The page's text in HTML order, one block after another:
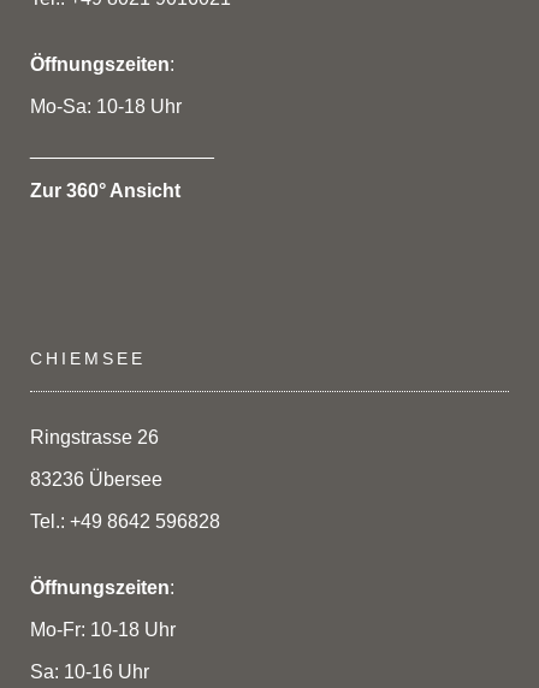
Öffnungszeiten:
Mo-Sa: 10-18 Uhr
Zur 360° Ansicht
CHIEMSEE
Ringstrasse 26
83236 Übersee
Tel.: +49 8642 596828
Öffnungszeiten:
Mo-Fr: 10-18 Uhr
Sa: 10-16 Uhr